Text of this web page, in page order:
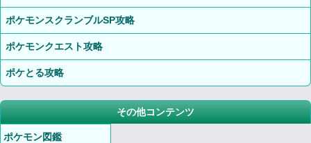
ポケモンスクランブルSP攻略
ポケモンクエスト攻略
ポケとる攻略
その他コンテンツ
ポケモン図鑑